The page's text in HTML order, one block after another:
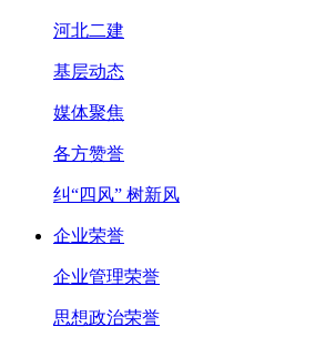
河北二建
基层动态
媒体聚焦
各方赞誉
纠“四风” 树新风
企业荣誉
企业管理荣誉
思想政治荣誉